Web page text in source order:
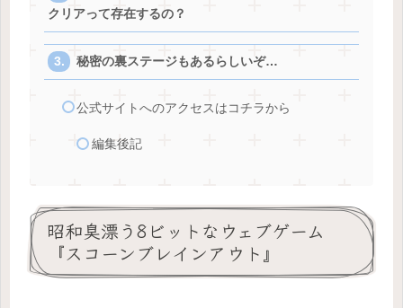
クリアって存在するの？
秘密の裏ステージもあるらしいぞ…
公式サイトへのアクセスはコチラから
編集後記
昭和臭漂う8ビットなウェブゲーム
『スコーンブレインアウト』